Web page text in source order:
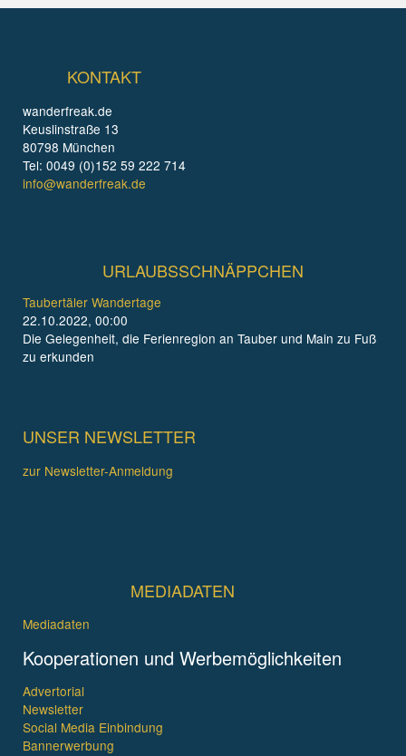
KONTAKT
wanderfreak.de
Keuslinstraße 13
80798 München
Tel: 0049 (0)152 59 222 714
info@wanderfreak.de
URLAUBSSCHNÄPPCHEN
Taubertäler Wandertage
22.10.2022, 00:00
Die Gelegenheit, die Ferienregion an Tauber und Main zu Fuß
zu erkunden
UNSER NEWSLETTER
zur Newsletter-Anmeldung
MEDIADATEN
Mediadaten
Kooperationen und Werbemöglichkeiten
Advertorial
Newsletter
Social Media Einbindung
Bannerwerbung